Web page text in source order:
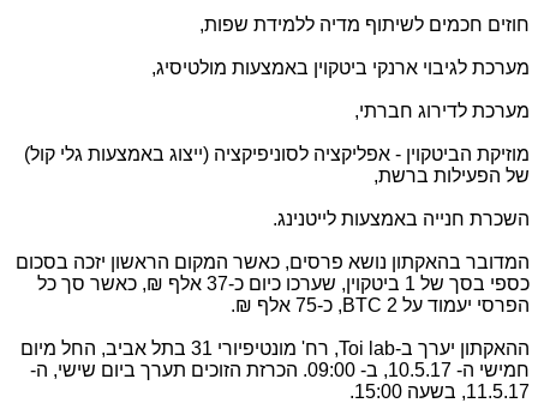
חוזים חכמים לשיתוף מדיה ללמידת שפות,
מערכת לגיבוי ארנקי ביטקוין באמצעות מולטיסיג,
מערכת לדירוג חברתי,
מוזיקת הביטקוין - אפליקציה לסוניפיקציה (ייצוג באמצעות גלי קול)
של הפעילות ברשת,
השכרת חנייה באמצעות לייטנינג.
המדובר בהאקתון נושא פרסים, כאשר המקום הראשון יזכה בסכום
כספי בסך של 1 ביטקוין, שערכו כיום כ-37 אלף ₪, כאשר סך כל
הפרסי יעמוד על 2
BTC, כ-75 אלף ₪.
ההאקתון יערך ב-Toi lab
, רח' מונטיפיורי 31 בתל אביב, החל מיום
חמישי ה- 10.5.17, ב- 09:00. הכרזת הזוכים תערך ביום שישי, ה-
11.5.17, בשעה 15:00.